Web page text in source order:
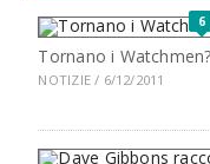
6
Tornano i Watchmen?
NOTIZIE / 6/12/2011